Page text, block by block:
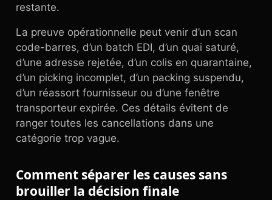
restante.
La preuve opérationnelle peut venir d’un scan
code-barres, d’un batch EDI, d’un quai saturé,
d’une adresse rejetée, d’un colis en quarantaine,
d’un picking incomplet, d’un packing suspendu,
d’un réassort fournisseur ou d’une fenêtre
transporteur expirée. Ces détails évitent de
ranger toutes les cancellations dans une
catégorie trop vague.
Comment séparer les causes sans
brouiller la décision finale